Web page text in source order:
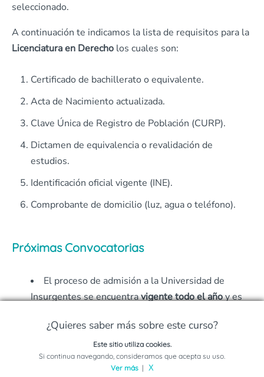
seleccionado.
A continuación te indicamos la lista de requisitos para la
Licenciatura en Derecho los cuales son:
Certificado de bachillerato o equivalente.
Acta de Nacimiento actualizada.
Clave Única de Registro de Población (CURP).
Dictamen de equivalencia o revalidación de
estudios.
Identificación oficial vigente (INE).
Comprobante de domicilio (luz, agua o teléfono).
Próximas Convocatorias
El proceso de admisión a la Universidad de
Insurgentes se encuentravigente todo el añoy es
se encuentra el programa de tu interés.
Dentro del plantel localizaras el Área de
Promoción Educativa donde un Ejecutivo de Ventas
¿Quieres saber más sobre este curso?
Solicita información sobre este programa
Este sitio utiliza cookies.
Si continua navegando, consideramos que acepta su uso.
Ver más| X